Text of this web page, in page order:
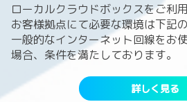
ローカルクラウドボックスをご利
お客様拠点にて必要な環境は下記
一般的なインターネット回線をお
場合、条件を満たしております。
詳しく見る